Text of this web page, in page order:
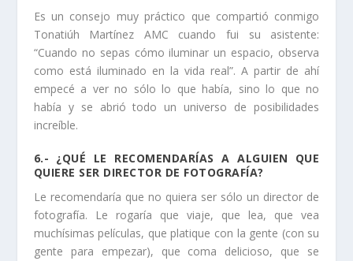
Es un consejo muy práctico que compartió conmigo
Tonatiúh Martínez AMC cuando fui su asistente:
“Cuando no sepas cómo iluminar un espacio, observa
como está iluminado en la vida real”. A partir de ahí
empecé a ver no sólo lo que había, sino lo que no
había y se abrió todo un universo de posibilidades
increíble.
6.- ¿QUÉ LE RECOMENDARÍAS A ALGUIEN QUE
QUIERE SER DIRECTOR DE FOTOGRAFÍA?
Le recomendaría que no quiera ser sólo un director de
fotografía. Le rogaría que viaje, que lea, que vea
muchísimas películas, que platique con la gente (con su
gente para empezar), que coma delicioso, que se